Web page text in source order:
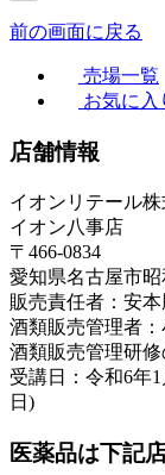
前の画面に戻る
売場一覧
お気に入
店舗情報
イオンリテール
イオン八事店
〒466-0834
愛知県名古屋市
販売責任者：安本
酒類販売管理者
酒類販売管理研
受講日：令和6年
日)
医薬品は下記